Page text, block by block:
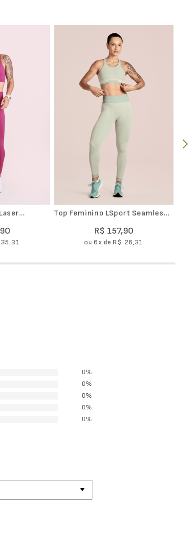
90
35,31
Top Feminino LSport Seamless
R$ 157,90
ou6x deR$ 26,31
0%
0%
0%
0%
0%